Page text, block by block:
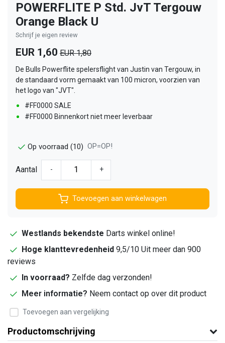
POWERFLITE P Std. JvT Tergouw
Orange Black U
Schrijf je eigen review
EUR 1,60 EUR 1,80
De Bulls Powerflite spelersflight van Justin van Tergouw, in
de standaard vorm gemaakt van 100 micron, voorzien van
het logo van "JVT".
#FF0000 SALE
#FF0000 Binnenkort niet meer leverbaar
Op voorraad (10) OP=OP!
Aantal - +
Toevoegen aan winkelwagen
Westlands bekendste Darts winkel online!
Hoge klanttevredenheid 9,5/10 Uit meer dan 900
reviews
In voorraad? Zelfde dag verzonden!
Meer informatie? Neem contact op over dit product
Toevoegen aan vergelijking
Productomschrijving